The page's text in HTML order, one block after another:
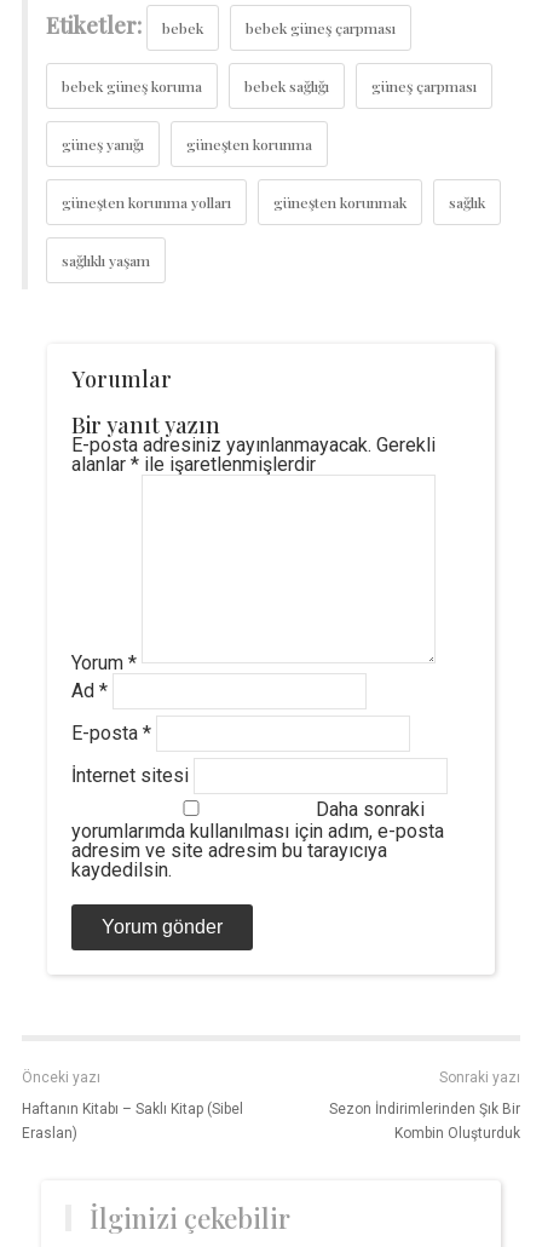
Etiketler: bebek bebek güneş çarpması
bebek güneş koruma bebek sağlığı güneş çarpması
güneş yanığı güneşten korunma
güneşten korunma yolları güneşten korunmak sağlık
sağlıklı yaşam
Yorumlar
Bir yanıt yazın
E-posta adresiniz yayınlanmayacak. Gerekli
alanlar *ile işaretlenmişlerdir
Yorum *
Ad *
E-posta *
İnternet sitesi
Daha sonraki
yorumlarımda kullanılması için adım, e-posta
adresim ve site adresim bu tarayıcıya
kaydedilsin.
Önceki yazı
Haftanın Kitabı – Saklı Kitap (Sibel
Eraslan)
Sonraki yazı
Sezon İndirimlerinden Şık Bir
Kombin Oluşturduk
İlginizi çekebilir